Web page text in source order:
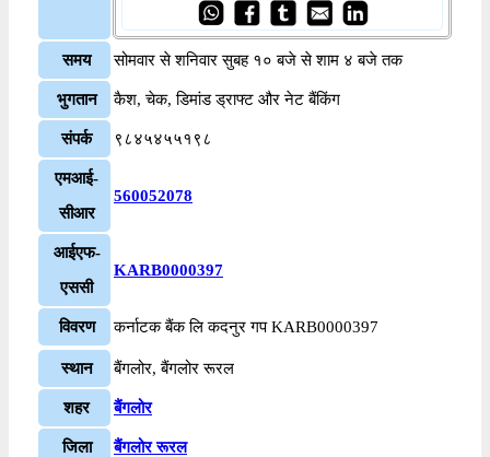
समय सोमवार से शनिवार सुबह १० बजे से शाम ४ बजे तक
भुगतान कैश, चेक, डिमांड ड्राफ्ट और नेट बैंकिंग
संपर्क ९८४५४५५१९८
एमआई-
सीआर
560052078
आईएफ-
एससी
KARB0000397
विवरण कर्नाटक बैंक लि कदनुर गप KARB0000397
स्थान बैंगलोर, बैंगलोर रूरल
शहर बैंगलोर
जिला बैंगलोर रूरल